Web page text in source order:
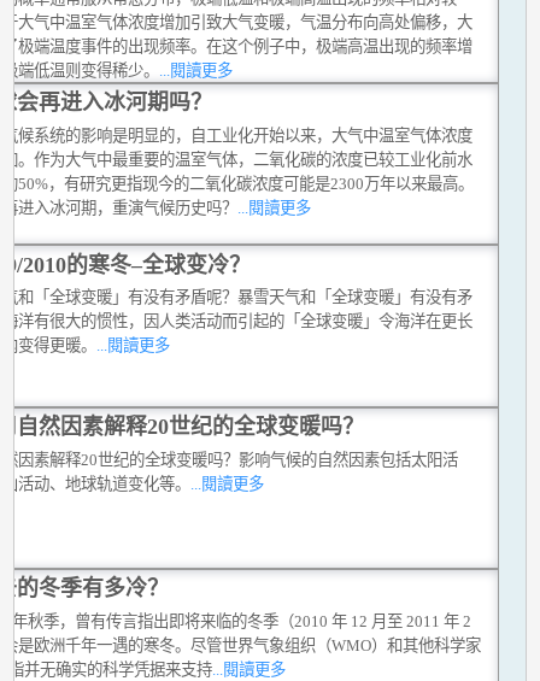
大气中温室气体浓度增加引致大气变暖，气温分布向高处偏移，大
极端温度事件的出现频率。在这个例子中，极端高温出现的频率增
端低温则变得稀少。
...閱讀更多
会再进入冰河期吗？
候系统的影响是明显的，自工业化开始以来，大气中温室气体浓度
。作为大气中最重要的温室气体，二氧化碳的浓度已较工业化前水
50%，有研究更指现今的二氧化碳浓度可能是2300万年以来最高。
进入冰河期，重演气候历史吗？
...閱讀更多
2010的寒冬–全球变冷？
和「全球变暖」有没有矛盾呢？暴雪天气和「全球变暖」有没有矛
洋有很大的惯性，因人类活动而引起的「全球变暖」令海洋在更长
变得更暖。 ...閱讀更多
自然因素解释20世纪的全球变暖吗？
因素解释20世纪的全球变暖吗？影响气候的自然因素包括太阳活
活动、地球轨道变化等。
...閱讀更多
的冬季有多冷？
年秋季，曾有传言指出即将来临的冬季（2010 年 12 月至 2011 年 2
是欧洲千年一遇的寒冬。尽管世界气象组织（WMO）和其他科学家
指并无确实的科学凭据来支持...閱讀更多